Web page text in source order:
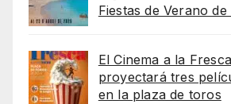
Fiestas de Verano de
El Cinema a la
proyectará tres
en la plaza de toros